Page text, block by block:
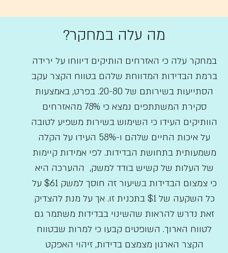
מה עלה במחקר?
במחקר עלה כי האזרחים הותיקים דיווחו על ירידה
ברמת הבדידות המדווחת שלהם בטווח הקצר עקב
הסתייעות בשירותם של 20-80. בפרט, באמצעות
סקירת המשתתפים נמצא כי 78% מהאזרחים
הוותיקים העידו כי השימוש בשירות משפיע לטובה
על איכות החיים שלהם ו-58% העידו על הקלה
משמעותית בתחושת הבדידות. לפי אמידות קיימות
של העלות של קשיש בודד למשק, ההערכה היא
כי צמצום הבדידות בשיעור זה חוסך למשק $61 על
כל השקעה של $1 בתכנית זו. אך על מנת להצדיק
זאת נדרש להראות שהשינוי בבדידות משתמר גם
לטווח הארוך. השופטים קבעו כי למרות שבטווח
הקצר הארגון מצמצם בדידות, זיהוי האפקט